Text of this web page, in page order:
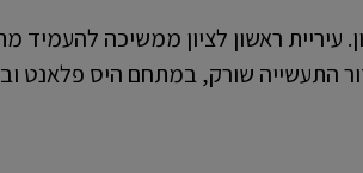
עיריית ראשון לציון ממשיכה להעמיד
התעשייה שורק, במתחם היס פלאנט